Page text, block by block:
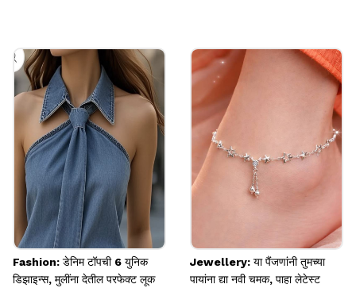
सणासुदीच्या दिवसात किंवा लग्नसमारंभात हटके दिसायचं असेल,
तर तुम्ही लेयर्ड वर्क असलेले गोल्ड प्लेटेड इअररिंग्स खरेदी करू
शकता. यामध्ये तीन लेअर्ससोबत बारीक खड्यांचं काम केलेलं आहे.
Image credits: INSTAGRAM
Fashion: डेनिम टॉपची 6 युनिक
डिझाइन्स, मुलींना देतील परफेक्ट लूक
Jewellery: या पैंजणांनी तुमच्या
पायांना द्या नवी चमक, पाहा लेटेस्ट